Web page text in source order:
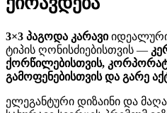
3×3 პაგოდა კარავიიდეალური
ტიპის ღონისძიებისთვის —
ქორწილებისთვის,
გამოფენებისთვის და გარე
ელეგანტური დიზაინი და